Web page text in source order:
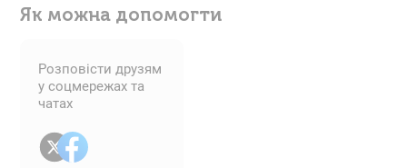
Як можна допомогти
Розповісти друзям
у соцмережах та
чатах